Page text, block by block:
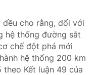
đều cho rằng, đối với
hệ thống đường sắt
chế đột phá mới
hệ thống 200 km
Kết luận 49 của